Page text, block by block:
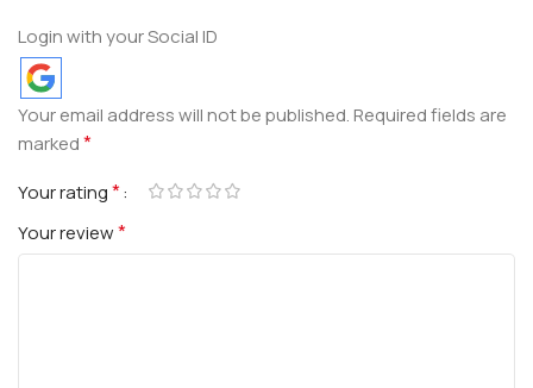
Login with your Social ID
Your email address will not be published.Required fields are
marked*
Your rating*
Your review*